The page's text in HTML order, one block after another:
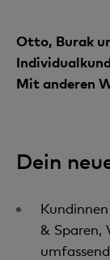
Otto, Burak
Mit anderen
Dein
& Sparen,